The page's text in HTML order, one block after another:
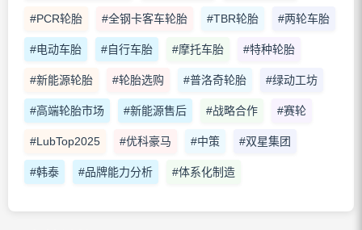
#PCR轮胎 #全钢卡客车轮胎 #TBR轮胎 #两轮车胎
#电动车胎 #自行车胎 #摩托车胎 #特种轮胎
#新能源轮胎 #轮胎选购 #普洛奇轮胎 #绿动工坊
#高端轮胎市场 #新能源售后 #战略合作 #赛轮
#LubTop2025 #优科豪马 #中策 #双星集团
#韩泰 #品牌能力分析 #体系化制造